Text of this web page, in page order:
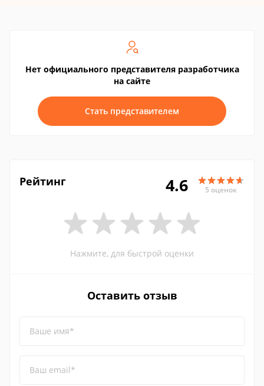
Нет официального представителя разработчика
на сайте
Стать представителем
Рейтинг 4.6 5 оценок
Нажмите, для быстрой оценки
Оставить отзыв
Ваше имя*
Ваш email*